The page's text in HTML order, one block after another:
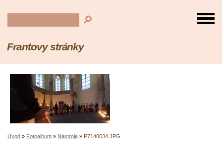
Frantovy stránky
Úvod » Fotoalbum » Nástroje » P7140034.JPG